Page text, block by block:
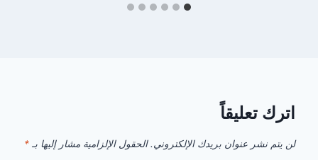
اترك تعليقاً
لن يتم نشر عنوان بريدك الإلكتروني. الحقول الإلزامية مشار إليها بـ *